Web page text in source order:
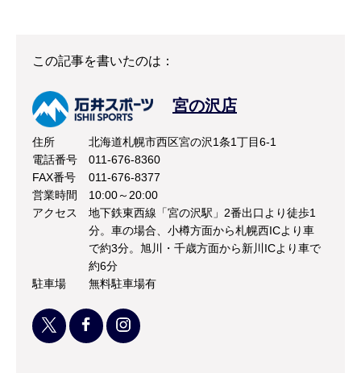
この記事を書いたのは：
宮の沢店
住所
北海道札幌市西区宮の沢1条1丁目6-1
電話番号
011-676-8360
FAX番号
011-676-8377
営業時間
10:00～20:00
アクセス
地下鉄東西線「宮の沢駅」2番出口より徒歩1
分。車の場合、小樽方面から札幌西ICより車
で約3分。旭川・千歳方面から新川ICより車で
約6分
駐車場
無料駐車場有